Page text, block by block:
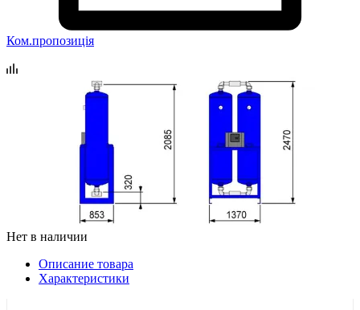
Ком.пропозиція
Нет в наличии
Описание товара
Характеристики